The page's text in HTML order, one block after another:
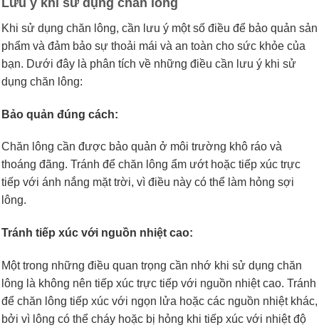
Khi sử dụng chăn lông, cần lưu ý một số điều để bảo quản sản
phẩm và đảm bảo sự thoải mái và an toàn cho sức khỏe của
bạn. Dưới đây là phân tích về những điều cần lưu ý khi sử
dụng chăn lông:
Bảo quản đúng cách:
Chăn lông cần được bảo quản ở môi trường khô ráo và
thoáng đãng. Tránh để chăn lông ẩm ướt hoặc tiếp xúc trực
tiếp với ánh nắng mặt trời, vì điều này có thể làm hỏng sợi
lông.
Tránh tiếp xúc với nguồn nhiệt cao:
Một trong những điều quan trọng cần nhớ khi sử dụng chăn
lông là không nên tiếp xúc trực tiếp với nguồn nhiệt cao. Tránh
để chăn lông tiếp xúc với ngọn lửa hoặc các nguồn nhiệt khác,
bởi vì lông có thể cháy hoặc bị hỏng khi tiếp xúc với nhiệt độ